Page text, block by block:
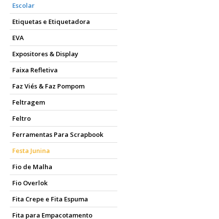
Escolar
Etiquetas e Etiquetadora
EVA
Expositores & Display
Faixa Refletiva
Faz Viés & Faz Pompom
Feltragem
Feltro
Ferramentas Para Scrapbook
Festa Junina
Fio de Malha
Fio Overlok
Fita Crepe e Fita Espuma
Fita para Empacotamento